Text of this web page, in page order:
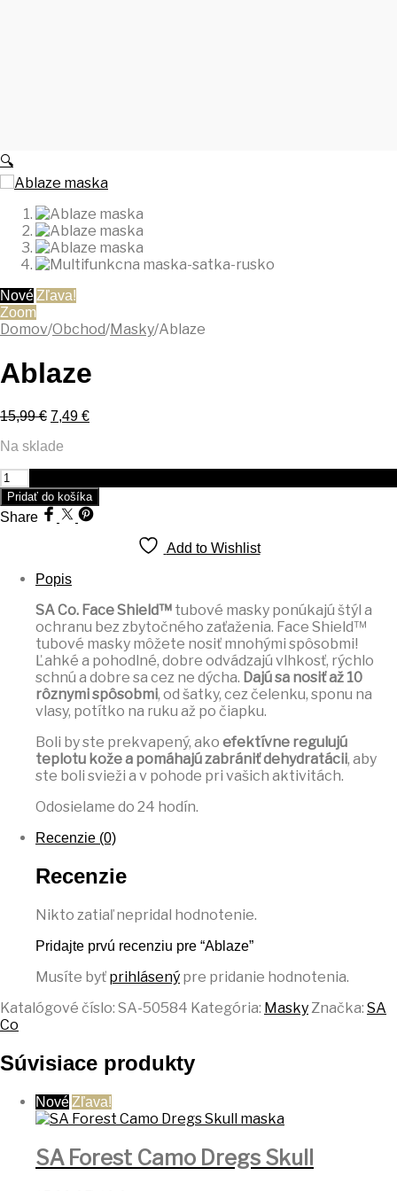
🔍
NovéZľava!
Zoom
Domov/Obchod/Masky/Ablaze
Ablaze
15,99€ Pôvodná
bola:
7,49 €Aktuálna
Na sklade
množstvo
Ablaze
Pridať do košíka
Share
Add to Wishlist
Popis
SA Co. Face Shield™ tubové masky ponúkajú štýl a
ochranu bez zbytočného zaťaženia. Face Shield™
tubové masky môžete nosiť mnohými spôsobmi!
Ľahké a pohodlné, dobre odvádzajú vlhkosť, rýchlo
schnú a dobre sa cez ne dýcha. Dajú sa nosiť až 10
rôznymi spôsobmi, od šatky, cez čelenku, sponu na
vlasy, potítko na ruku až po čiapku.
Boli by ste prekvapený, ako efektívne regulujú
teplotu kože a pomáhajú zabrániť dehydratácii, aby
ste boli svieži a v pohode pri vašich aktivitách.
Odosielame do 24 hodín.
Recenzie (0)
Recenzie
Nikto zatiaľ nepridal hodnotenie.
Pridajte prvú recenziu pre “Ablaze”
Musíte byť prihlásený pre pridanie hodnotenia.
Katalógové číslo: SA-50584 Kategória: MaskyZnačka: SA
Co
Súvisiace produkty
NovéZľava!
SA Forest Camo Dregs Skull